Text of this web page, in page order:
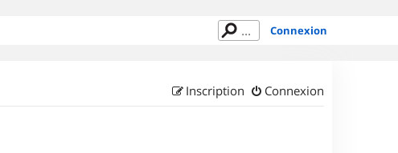
Connexion
Connexion
Inscription